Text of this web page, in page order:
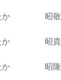
か 昭敬
か 昭貴
か 昭隆